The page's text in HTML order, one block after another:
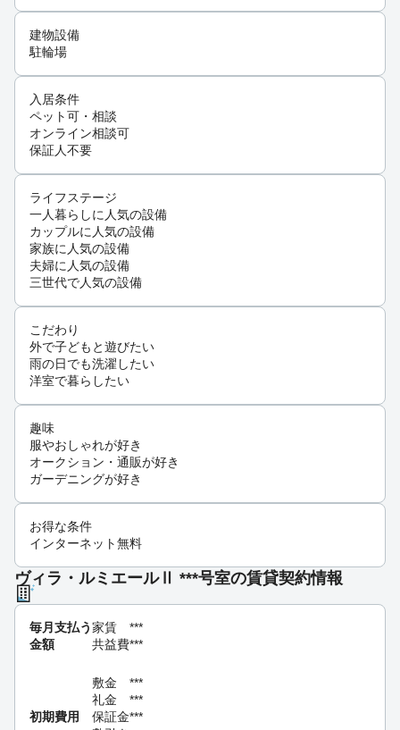
建物設備
駐輪場
入居条件
ペット可・相談
オンライン相談可
保証人不要
ライフステージ
一人暮らしに人気の設備
カップルに人気の設備
家族に人気の設備
夫婦に人気の設備
三世代で人気の設備
こだわり
外で子どもと遊びたい
雨の日でも洗濯したい
洋室で暮らしたい
趣味
服やおしゃれが好き
オークション・通販が好き
ガーデニングが好き
お得な条件
インターネット無料
ヴィラ・ルミエールⅡ ***号室の賃貸契約情報
毎月支払う
金額
家賃
***
共益費***
初期費用
敷金
***
礼金
***
保証金***